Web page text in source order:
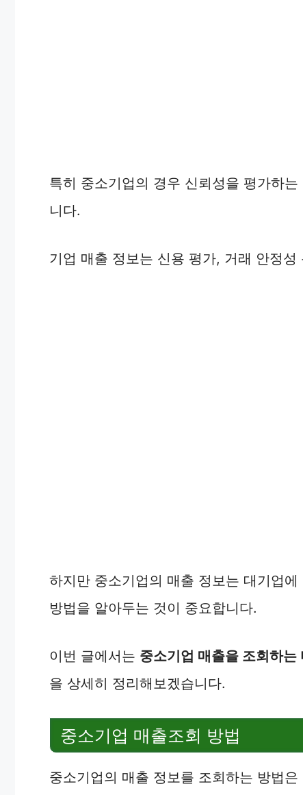
특히 중소기업의 경우 신뢰성을 평가하
니다.
기업 매출 정보는 신용 평가, 거래 안정
하지만 중소기업의 매출 정보는 대기업
방법을 알아두는 것이 중요합니다.
이번 글에서는 중소기업 매출을 조회하는
을 상세히 정리해보겠습니다.
중소기업 매출조회 방법
중소기업의 매출 정보를 조회하는 방법